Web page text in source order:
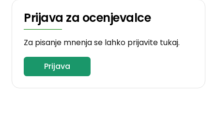
Prijava za ocenjevalce
Za pisanje mnenja se lahko prijavite tukaj.
Prijava